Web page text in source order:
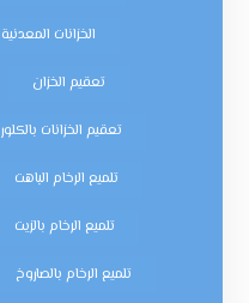
الخزانات المعدنية
تعقيم الخزان
تعقيم الخزانات بالكلور
تلميع الرخام الباهت
تلميع الرخام بالزيت
تلميع الرخام بالصاروخ